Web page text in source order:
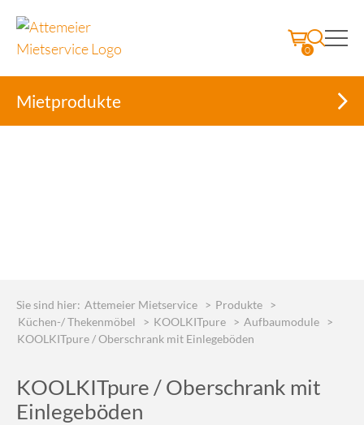
0
Mietprodukte
content
Sie sind hier: Attemeier Mietservice > Produkte >
Küchen-/ Thekenmöbel
> KOOLKITpure > Aufbaumodule >
KOOLKITpure / Oberschrank mit Einlegeböden
KOOLKITpure / Oberschrank mit
Einlegeböden